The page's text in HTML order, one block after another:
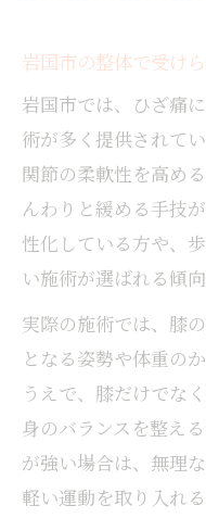
岩国市の整体で受け
岩国市では、ひざ痛
術が多く提供されて
関節の柔軟性を高め
んわりと緩める手技
性化している方や、
い施術が選ばれる傾向
実際の施術では、膝
となる姿勢や体重の
うえで、膝だけでな
身のバランスを整え
が強い場合は、無理
軽い運動を取り入れ